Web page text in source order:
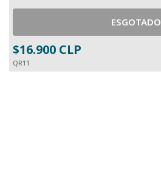
ESGOTADO
$16.900 CLP
QR11